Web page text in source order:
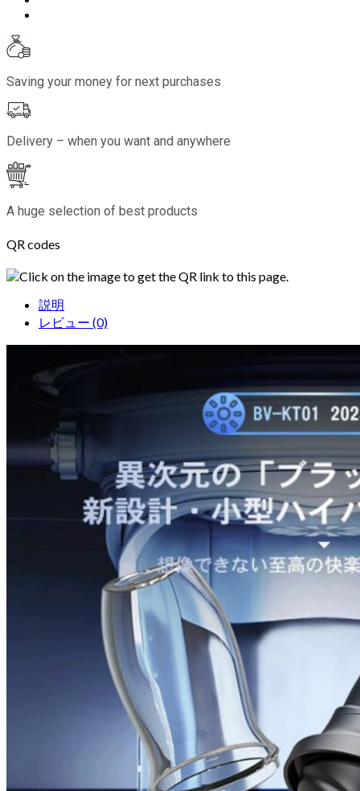
Saving your money for next purchases
Delivery – when you want and anywhere
A huge selection of best products
QR codes
Click on the image to get the QR link to this page.
説明
レビュー (0)